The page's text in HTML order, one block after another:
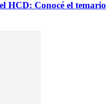
HCD: Conocé el temario